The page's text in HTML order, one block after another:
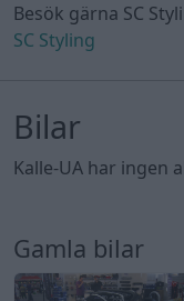
Besök gärna SC
SC Styling
Bilar
Kalle-UA har ingen
Gamla bilar